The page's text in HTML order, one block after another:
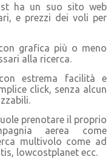
ha un suo sito web
e prezzi dei voli per
grafica più o meno
alla ricerca.
estrema facilità e
click, senza alcun
prenotare il proprio
aerea come
multivolo come ad
lowcostplanet ecc.